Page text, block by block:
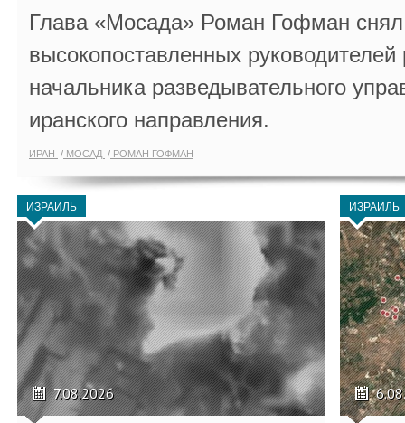
Глава «Мосада» Роман Гофман снял
высокопоставленных
начальника разведывательного
иранского направления.
ИРАН МОСАД РОМАН ГОФМАН
ИЗРАИЛЬ
7.08.2026
ИЗРАИЛЬ